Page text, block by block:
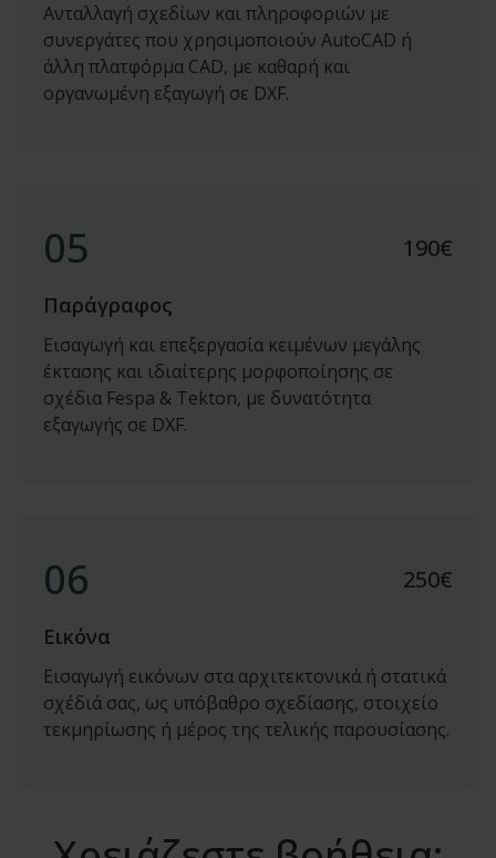
Ανταλλαγή σχεδίων και πληροφοριών με
συνεργάτες που χρησιμοποιούν AutoCAD ή
άλλη πλατφόρμα CAD, με καθαρή και
οργανωμένη εξαγωγή σε DXF.
05 190€
Παράγραφος
Εισαγωγή και επεξεργασία κειμένων μεγάλης
έκτασης και ιδιαίτερης μορφοποίησης σε
σχέδια Fespa & Tekton, με δυνατότητα
εξαγωγής σε DXF.
06 250€
Εικόνα
Εισαγωγή εικόνων στα αρχιτεκτονικά ή στατικά
σχέδιά σας, ως υπόβαθρο σχεδίασης, στοιχείο
τεκμηρίωσης ή μέρος της τελικής παρουσίασης.